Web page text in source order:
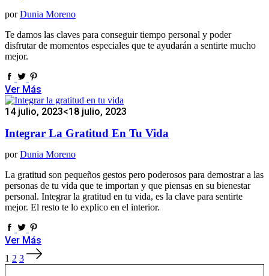
por Dunia Moreno
Te damos las claves para conseguir tiempo personal y poder
disfrutar de momentos especiales que te ayudarán a sentirte mucho
mejor.
Ver Más
14 julio, 2023<18 julio, 2023
Integrar La Gratitud En Tu Vida
por Dunia Moreno
La gratitud son pequeños gestos pero poderosos para demostrar a las
personas de tu vida que te importan y que piensas en su bienestar
personal. Integrar la gratitud en tu vida, es la clave para sentirte
mejor. El resto te lo explico en el interior.
Ver Más
Paginación
de
1 2 3